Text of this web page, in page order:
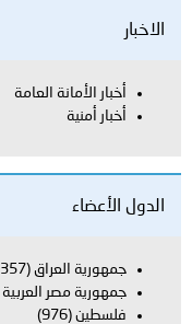
الاخبار
أخبار الأمانة العامة
أخبار أمنية
الدول الأعضاء
جمهورية العراق (1357)
جمهورية مصر العربية
فلسطين (976)